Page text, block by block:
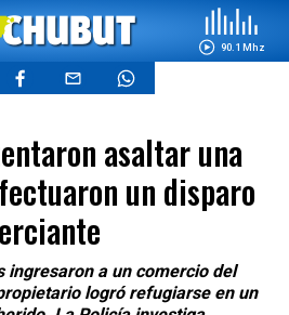
90.1 Mhz
asaltar una
un disparo
ingresaron a un comercio del
logró refugiarse en un